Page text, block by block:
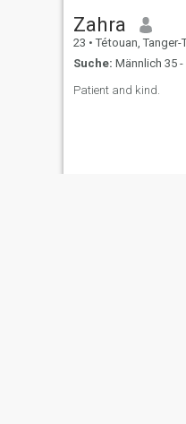
Zahra
23 • Tétouan, Tanger-Tétouan,
Suche: Männlich 35 -
Patient and kind.